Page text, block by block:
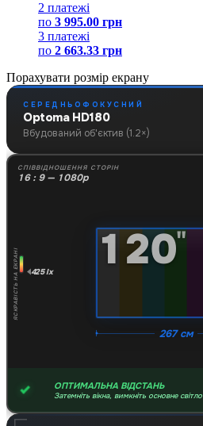
2 платежі
по 3 995.00 грн
3 платежі
по 2 663.33 грн
Порахувати розмір екрану
СЕРЕДНЬОФОКУСНИЙ
Optoma HD180
Вбудований об'єктив (1.2×)
СПІВВІДНОШЕННЯ СТОРІН
16 : 9 — 1080p
120"
267 см
ЯСКРАВІСТЬ НА ЕКРАНІ 425 lx
ОПТИМАЛЬНА ВІДСТАНЬ
Затемніть вікна, вимкніть основне світло